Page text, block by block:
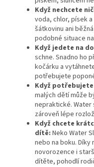
Když nechcete
voda, chlor, písek
šátkovinu ani
podobné situace
Když jedete na
schne. Snadno ho
kočárku a
potřebujete
Když
malých dětí může
nepraktické. Water
zároveň lépe
Když chcete
dítě: Neko Water
nebo na boku.
novorozence i
dítěte, pohodlí